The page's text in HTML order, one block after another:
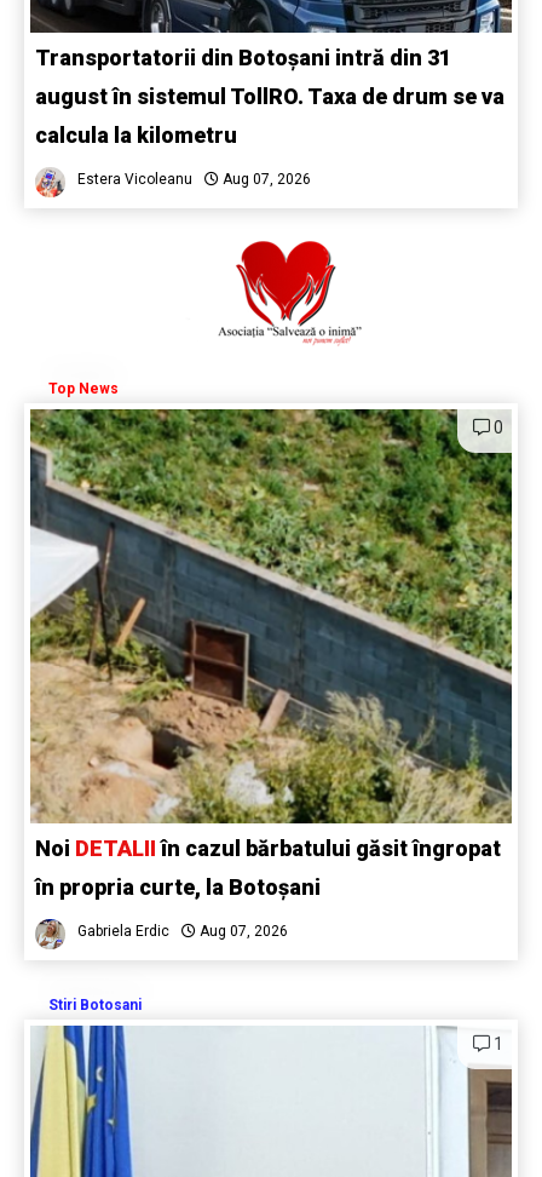
Transportatorii din Botoșani intră din 31
august în sistemul TollRO. Taxa de drum se va
calcula la kilometru
Estera Vicoleanu Aug 07, 2026
Top News
0
Noi DETALIIîn cazul bărbatului găsit îngropat
în propria curte, la Botoșani
Gabriela Erdic Aug 07, 2026
Stiri Botosani
1